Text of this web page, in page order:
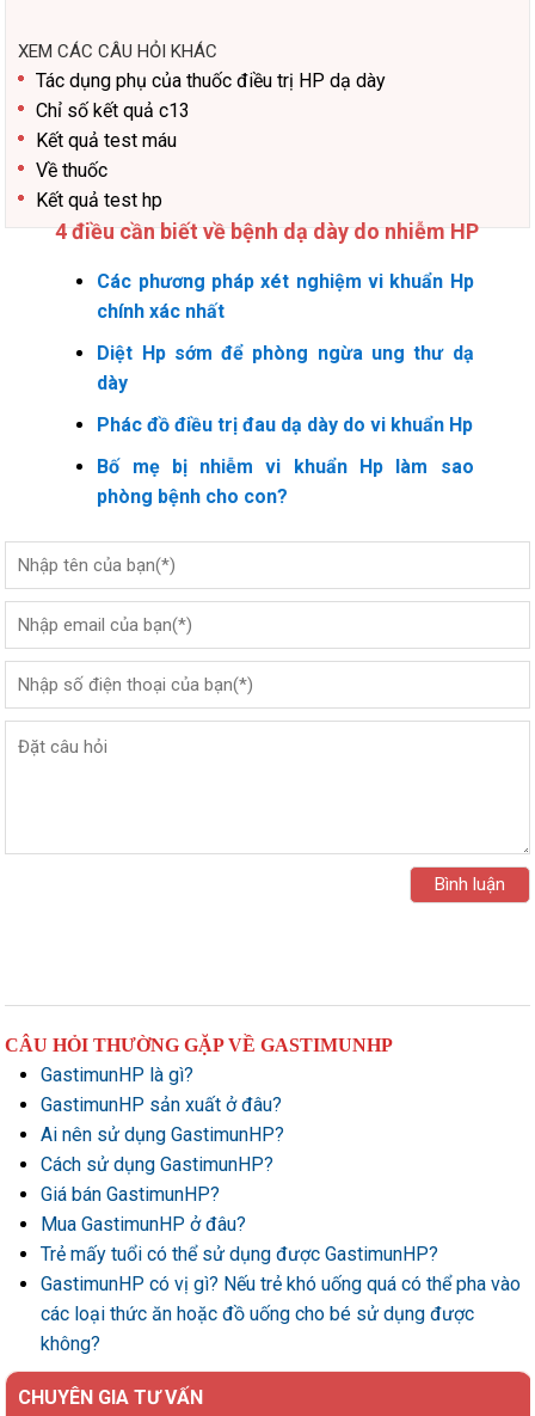
XEM CÁC CÂU HỎI KHÁC
Tác dụng phụ của thuốc điều trị HP dạ dày
Chỉ số kết quả c13
Kết quả test máu
Về thuốc
Kết quả test hp
4 điều cần biết về bệnh dạ dày do nhiễm HP
Các phương pháp xét nghiệm vi khuẩn Hp
chính xác nhất
Diệt Hp sớm để phòng ngừa ung thư dạ
dày
Phác đồ điều trị đau dạ dày do vi khuẩn Hp
Bố mẹ bị nhiễm vi khuẩn Hp làm sao
phòng bệnh cho con?
CÂU HỎI THƯỜNG GẶP VỀ GASTIMUNHP
GastimunHP là gì?
GastimunHP sản xuất ở đâu?
Ai nên sử dụng GastimunHP?
Cách sử dụng GastimunHP?
Giá bán GastimunHP?
Mua GastimunHP ở đâu?
Trẻ mấy tuổi có thể sử dụng được GastimunHP?
GastimunHP có vị gì? Nếu trẻ khó uống quá có thể pha vào
các loại thức ăn hoặc đồ uống cho bé sử dụng được
không?
CHUYÊN GIA TƯ VẤN